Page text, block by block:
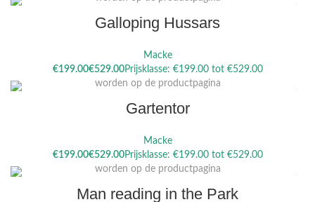
Galloping Hussars
Macke
€
€
Dit product heeft meerdere variaties. Deze optie kan gekozen
worden op de productpagina
Gartentor
Macke
€
€
Dit product heeft meerdere variaties. Deze optie kan gekozen
worden op de productpagina
Man reading in the Park